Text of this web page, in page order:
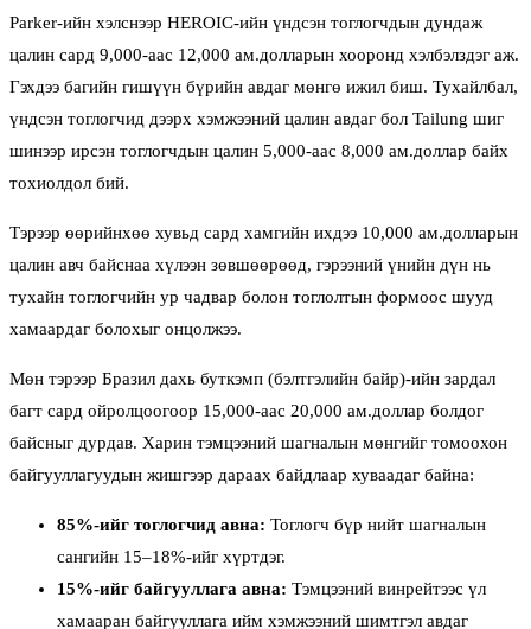
Parker-ийн хэлснээр HEROIC-ийн үндсэн тоглогчдын дундаж
цалин сард 9,000-аас 12,000 ам.долларын хооронд хэлбэлздэг аж.
Гэхдээ багийн гишүүн бүрийн авдаг мөнгө ижил биш. Тухайлбал,
үндсэн тоглогчид дээрх хэмжээний цалин авдаг бол Tailung шиг
шинээр ирсэн тоглогчдын цалин 5,000-аас 8,000 ам.доллар байх
тохиолдол бий.
Тэрээр өөрийнхөө хувьд сард хамгийн ихдээ 10,000 ам.долларын
цалин авч байснаа хүлээн зөвшөөрөөд, гэрээний үнийн дүн нь
тухайн тоглогчийн ур чадвар болон тоглолтын формоос шууд
хамаардаг болохыг онцолжээ.
Мөн тэрээр Бразил дахь буткэмп (бэлтгэлийн байр)-ийн зардал
багт сард ойролцоогоор 15,000-аас 20,000 ам.доллар болдог
байсныг дурдав. Харин тэмцээний шагналын мөнгийг томоохон
байгууллагуудын жишгээр дараах байдлаар хуваадаг байна:
85%-ийг тоглогчид авна: Тоглогч бүр нийт шагналын
сангийн 15–18%-ийг хүртдэг.
15%-ийг байгууллага авна: Тэмцээний винрейтээс үл
хамааран байгууллага ийм хэмжээний шимтгэл авдаг